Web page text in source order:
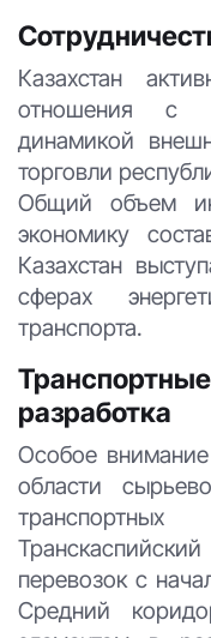
Казахстан
отношения с
динамикой
торговли
Общий объем
экономику
Казахстан
сферах
транспорта.
разработка
Особое внимание
области
перевозок с
Средний